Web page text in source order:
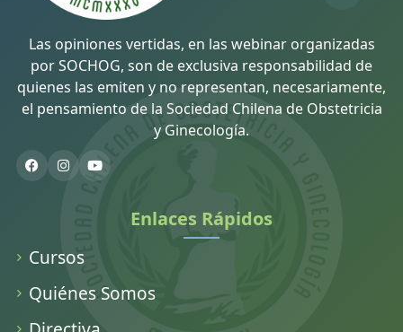
Las opiniones vertidas, en las webinar organizadas
por SOCHOG, son de exclusiva responsabilidad de
quienes las emiten y no representan, necesariamente,
el pensamiento de la Sociedad Chilena de Obstetricia
y Ginecología.
Enlaces Rápidos
Cursos
Quiénes Somos